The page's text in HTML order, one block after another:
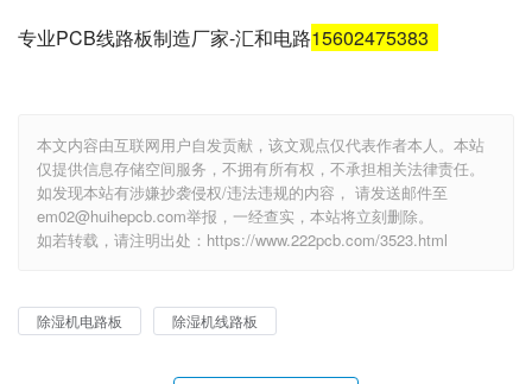
专业PCB线路板制造厂家-汇和电路15602475383
本文内容由互联网用户自发贡献，该文观点仅代表作者本人。本站
仅提供信息存储空间服务，不拥有所有权，不承担相关法律责任。
如发现本站有涉嫌抄袭侵权/违法违规的内容， 请发送邮件至
em02@huihepcb.com举报，一经查实，本站将立刻删除。
如若转载，请注明出处：https://www.222pcb.com/3523.html
除湿机电路板 除湿机线路板